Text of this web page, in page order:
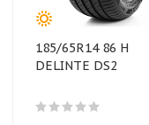
185/65R14 86 H
DELINTE DS2